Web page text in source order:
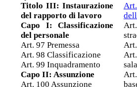
Titolo III: Instaurazione
del rapporto di lavoro
Capo I: Classificazione
del personale
Art. 97 Premessa
Art. 98 Classificazione
Art. 99 Inquadramento
Capo II: Assunzione
Art. 100 Assunzione